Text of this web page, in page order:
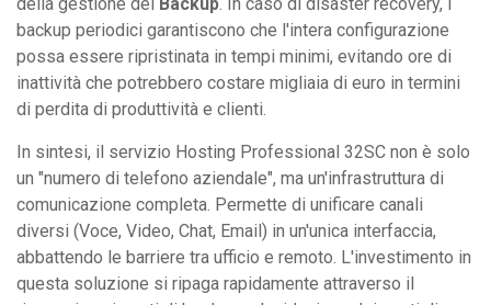
backup periodici garantiscono che l'intera configurazione
possa essere ripristinata in tempi minimi, evitando ore di
inattività che potrebbero costare migliaia di euro in termini
di perdita di produttività e clienti.
In sintesi, il servizio Hosting Professional 32SC non è solo
un "numero di telefono aziendale", ma un'infrastruttura di
comunicazione completa. Permette di unificare canali
diversi (Voce, Video, Chat, Email) in un'unica interfaccia,
abbattendo le barriere tra ufficio e remoto. L'investimento in
questa soluzione si ripaga rapidamente attraverso il